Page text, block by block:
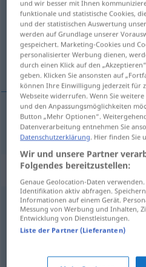
Übersicht aller
(Für mehr Details die
unaufhörlich
unaufhörlich nieustanny
Synonyme für
stały,wieczny
und wir besser mit Ihnen
funktionale und statistische Cookies,
und der statistischen Auswertung
werden auf Grundlage unserer
gespeichert. Marketing-Cookies und
personalisierter Werbung dienen,
durch einen Klick auf den
geben. Klicken Sie ansonsten auf
können Ihre Einwilligung jederzeit für
Webseite widerrufen. Wenn Sie
und den Anpassungsmöglichkeiten
Button „Mehr Optionen“.
Datenverarbeitung entnehmen Sie
Datenschutzerklärung. Hier finden Sie
Wir und unsere Partner
Folgendes bereitzustellen:
Genaue Geolocation-Daten
Identifikation aktiv abfragen.
Informationen auf einem Gerät.
Messung von Werbung und Inhalten,
Entwicklung von Dienstleistungen.
Liste der Partner (Lieferanten)